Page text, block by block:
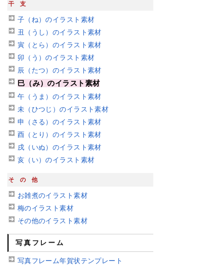
干支
子（ね）のイラスト素材
丑（うし）のイラスト素材
寅（とら）のイラスト素材
卯（う）のイラスト素材
辰（たつ）のイラスト素材
巳（み）のイラスト素材
午（うま）のイラスト素材
未（ひつじ）のイラスト素材
申（さる）のイラスト素材
酉（とり）のイラスト素材
戌（いぬ）のイラスト素材
亥（い）のイラスト素材
その他
お雑煮のイラスト素材
梅のイラスト素材
その他のイラスト素材
写真フレーム
写真フレーム年賀状テンプレート